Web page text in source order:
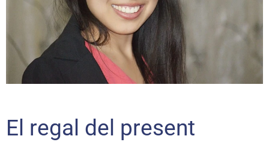
El regal del present